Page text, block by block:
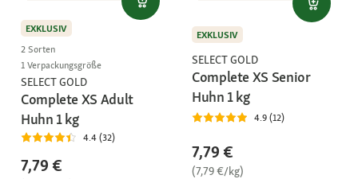
EXKLUSIV
2 Sorten
1 Verpackungsgröße
SELECT GOLD
Complete XS Adult
Huhn 1 kg
4.4 (32)
7,79 €
EXKLUSIV
SELECT GOLD
Complete XS Senior
Huhn 1 kg
4.9 (12)
7,79 €
(7,79 €/kg)